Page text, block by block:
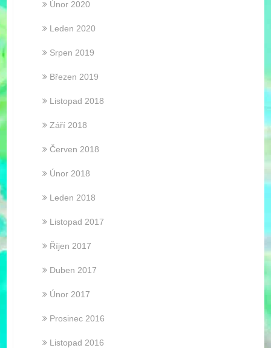
Únor 2020
Leden 2020
Srpen 2019
Březen 2019
Listopad 2018
Září 2018
Červen 2018
Únor 2018
Leden 2018
Listopad 2017
Říjen 2017
Duben 2017
Únor 2017
Prosinec 2016
Listopad 2016